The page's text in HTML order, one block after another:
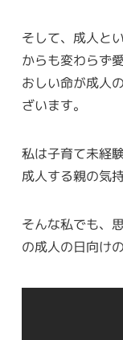
そして、成人と
からも変わらず
おしい命が成人
ざいます。
私は子育て未経
成人する親の気
そんな私でも、
の成人の日向け